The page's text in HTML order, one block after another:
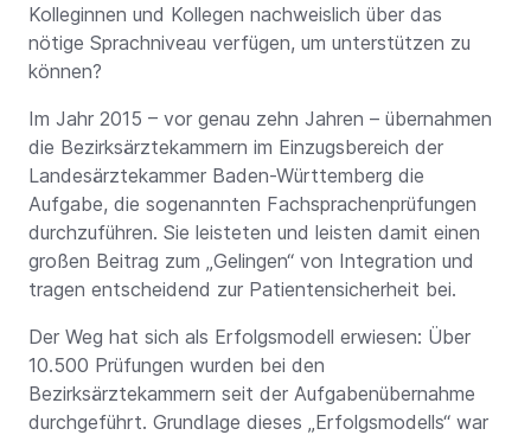
Kolleginnen und Kollegen nachweislich über das
nötige Sprachniveau verfügen, um unterstützen zu
können?
Im Jahr 2015 – vor genau zehn Jahren – übernahmen
die Bezirksärztekammern im Einzugsbereich der
Landesärztekammer Baden-Württemberg die
Aufgabe, die sogenannten Fachsprachenprüfungen
durchzuführen. Sie leisteten und leisten damit einen
großen Beitrag zum „Gelingen“ von Integration und
tragen entscheidend zur Patientensicherheit bei.
Der Weg hat sich als Erfolgsmodell erwiesen: Über
10.500 Prüfungen wurden bei den
Bezirksärztekammern seit der Aufgabenübernahme
durchgeführt. Grundlage dieses „Erfolgsmodells“ war